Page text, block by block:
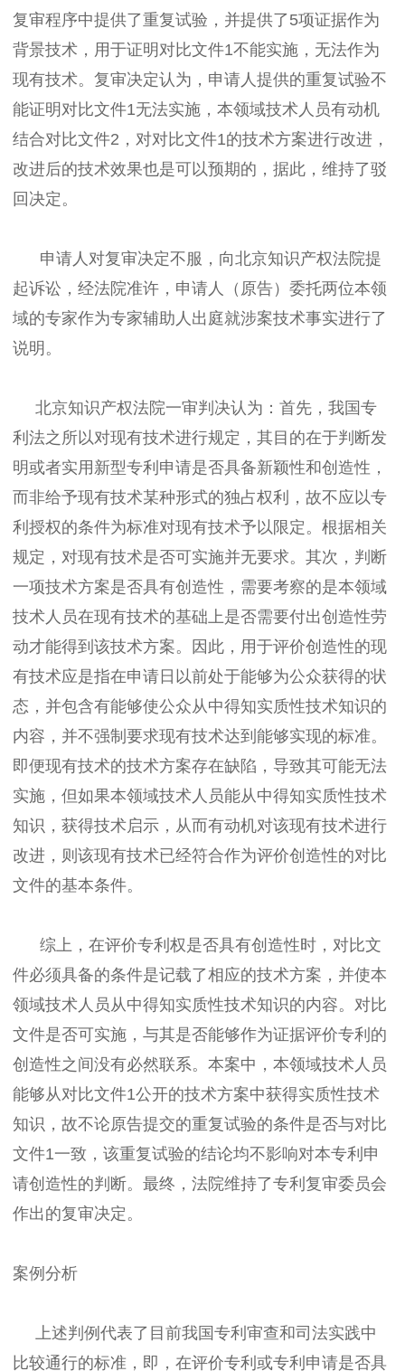
复审程序中提供了重复试验，并提供了5项证据作为
背景技术，用于证明对比文件1不能实施，无法作为
现有技术。复审决定认为，申请人提供的重复试验不
能证明对比文件1无法实施，本领域技术人员有动机
结合对比文件2，对对比文件1的技术方案进行改进，
改进后的技术效果也是可以预期的，据此，维持了驳
回决定。
申请人对复审决定不服，向北京知识产权法院提
起诉讼，经法院准许，申请人（原告）委托两位本领
域的专家作为专家辅助人出庭就涉案技术事实进行了
说明。
北京知识产权法院一审判决认为：首先，我国专
利法之所以对现有技术进行规定，其目的在于判断发
明或者实用新型专利申请是否具备新颖性和创造性，
而非给予现有技术某种形式的独占权利，故不应以专
利授权的条件为标准对现有技术予以限定。根据相关
规定，对现有技术是否可实施并无要求。其次，判断
一项技术方案是否具有创造性，需要考察的是本领域
技术人员在现有技术的基础上是否需要付出创造性劳
动才能得到该技术方案。因此，用于评价创造性的现
有技术应是指在申请日以前处于能够为公众获得的状
态，并包含有能够使公众从中得知实质性技术知识的
内容，并不强制要求现有技术达到能够实现的标准。
即便现有技术的技术方案存在缺陷，导致其可能无法
实施，但如果本领域技术人员能从中得知实质性技术
知识，获得技术启示，从而有动机对该现有技术进行
改进，则该现有技术已经符合作为评价创造性的对比
文件的基本条件。
综上，在评价专利权是否具有创造性时，对比文
件必须具备的条件是记载了相应的技术方案，并使本
领域技术人员从中得知实质性技术知识的内容。对比
文件是否可实施，与其是否能够作为证据评价专利的
创造性之间没有必然联系。本案中，本领域技术人员
能够从对比文件1公开的技术方案中获得实质性技术
知识，故不论原告提交的重复试验的条件是否与对比
文件1一致，该重复试验的结论均不影响对本专利申
请创造性的判断。最终，法院维持了专利复审委员会
作出的复审决定。
案例分析
上述判例代表了目前我国专利审查和司法实践中
比较通行的标准，即，在评价专利或专利申请是否具